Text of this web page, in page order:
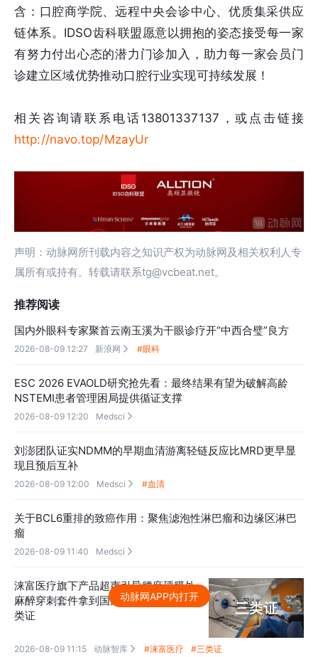
含：口腔商学院、远程中央会诊中心、优质集采供应
链体系。IDSO齿科联盟愿意以拥抱的姿态接受每一家
有努力付出心态的潜力门诊加入，助力每一家会员门
诊建立区域优势推动口腔行业实现可持续发展！
相关咨询请联系电话13801337137，或点击链接
http://navo.top/MzayUr
声明：动脉网所刊载内容之知识产权为动脉网及相关权利人专
属所有或持有。转载请联系tg@vcbeat.net。
推荐阅读
国内外眼科专家聚首云南玉溪为干眼诊疗开“中西合璧”良方
2026-08-09 12:27 新浪网  #眼科
ESC 2026 EVAOLD研究抢先看：最终结果有望为破解高龄
NSTEMI患者管理困局提供循证支撑
2026-08-09 12:20 Medsci 
刘澎团队证实NDMM的早期血清游离轻链反应比MRD更早显
现且预后互补
2026-08-09 12:00 Medsci  #血清
关于BCL6重排的致癌作用：聚焦滤泡性淋巴瘤和边缘区淋巴
瘤
2026-08-09 11:40 Medsci 
涞富医疗旗下产品超声引导腰麻硬膜外
麻醉穿刺套件拿到国家药监局审批的三
类证
2026-08-09 11:15 动脉智库  #涞富医疗 #三类证
动脉网APP内打开